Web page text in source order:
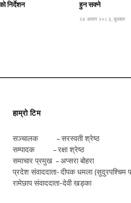
निर्देशन
हुन सक्ने
२४ असार २०८३, बुधबार
हाम्रो टिम
सञ्चालक – सरस्वती श्रेष्ठ
सम्पादक – रक्षा श्रेष्ठ
समाचार प्रमुख – अप्सरा बोहरा
प्रदेश संवाददाता- दीपक धमला (सुदुरपश्चिम
रामेछाप संवाददाता-देवी खड्का